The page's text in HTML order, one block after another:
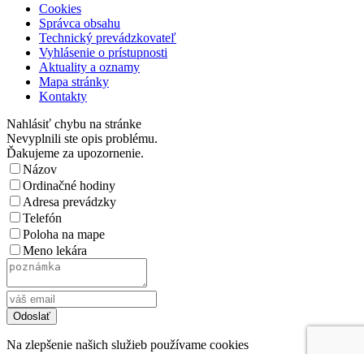
Cookies
Správca obsahu
Technický prevádzkovateľ
Vyhlásenie o prístupnosti
Aktuality a oznamy
Mapa stránky
Kontakty
Nahlásiť chybu na stránke
Nevyplnili ste opis problému.
Ďakujeme za upozornenie.
Názov
Ordinačné hodiny
Adresa prevádzky
Telefón
Poloha na mape
Meno lekára
Na zlepšenie našich služieb používame cookies